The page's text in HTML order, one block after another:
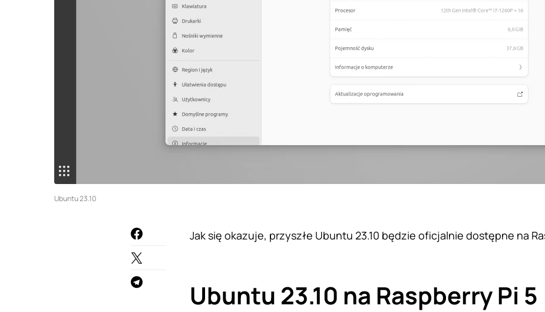
Ubuntu 23.10
Jak się okazuje, przyszłe Ubuntu 23.10 będzie oficjalnie dostępne na
Ubuntu 23.10 na Raspberry Pi 5